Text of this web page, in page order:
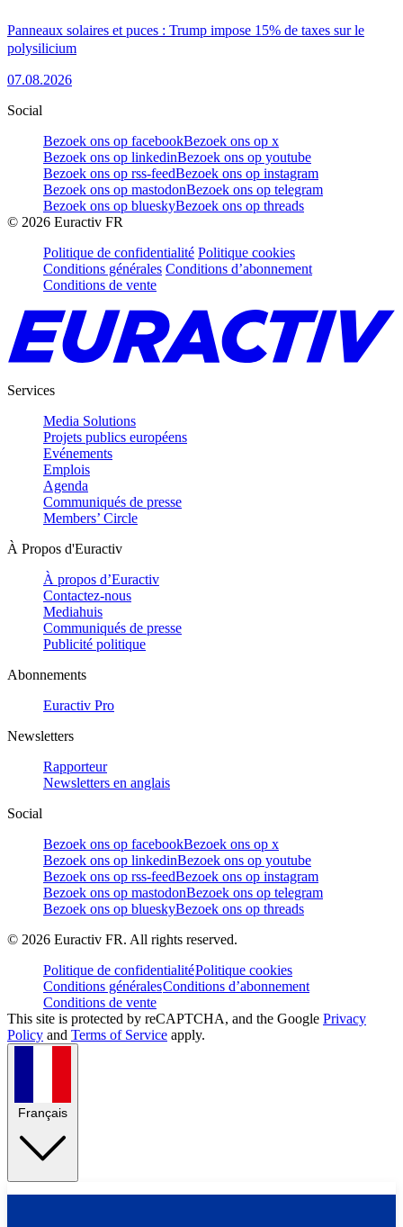
Panneaux solaires et puces : Trump impose 15% de taxes sur le
polysilicium
07.08.2026
Social
Bezoek ons op facebookBezoek ons op x
Bezoek ons op linkedinBezoek ons op youtube
Bezoek ons op rss-feedBezoek ons op instagram
Bezoek ons op mastodonBezoek ons op telegram
Bezoek ons op blueskyBezoek ons op threads
© 2026 Euractiv FR
Politique de confidentialité Politique cookies
Conditions générales Conditions d’abonnement
Conditions de vente
Services
Media Solutions
Projets publics européens
Evénements
Emplois
Agenda
Communiqués de presse
Members’ Circle
À Propos d'Euractiv
À propos d’Euractiv
Contactez-nous
Mediahuis
Communiqués de presse
Publicité politique
Abonnements
Euractiv Pro
Newsletters
Rapporteur
Newsletters en anglais
Social
Bezoek ons op facebookBezoek ons op x
Bezoek ons op linkedinBezoek ons op youtube
Bezoek ons op rss-feedBezoek ons op instagram
Bezoek ons op mastodonBezoek ons op telegram
Bezoek ons op blueskyBezoek ons op threads
© 2026 Euractiv FR. All rights reserved.
Politique de confidentialitéPolitique cookies
Conditions généralesConditions d’abonnement
Conditions de vente
This site is protected by reCAPTCHA, and the Google Privacy
Policy and Terms of Service apply.
Français